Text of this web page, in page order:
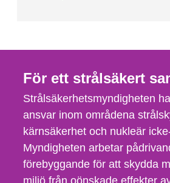
För ett strålsäkert
Strålsäkerhetsmyndigheten
ansvar inom områdena
kärnsäkerhet och nukleär
Myndigheten arbetar
förebyggande för att skydda
miljö från oönskade effekter